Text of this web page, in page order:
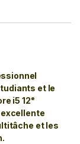
et le
i5 12ᵉ
excellente
et les